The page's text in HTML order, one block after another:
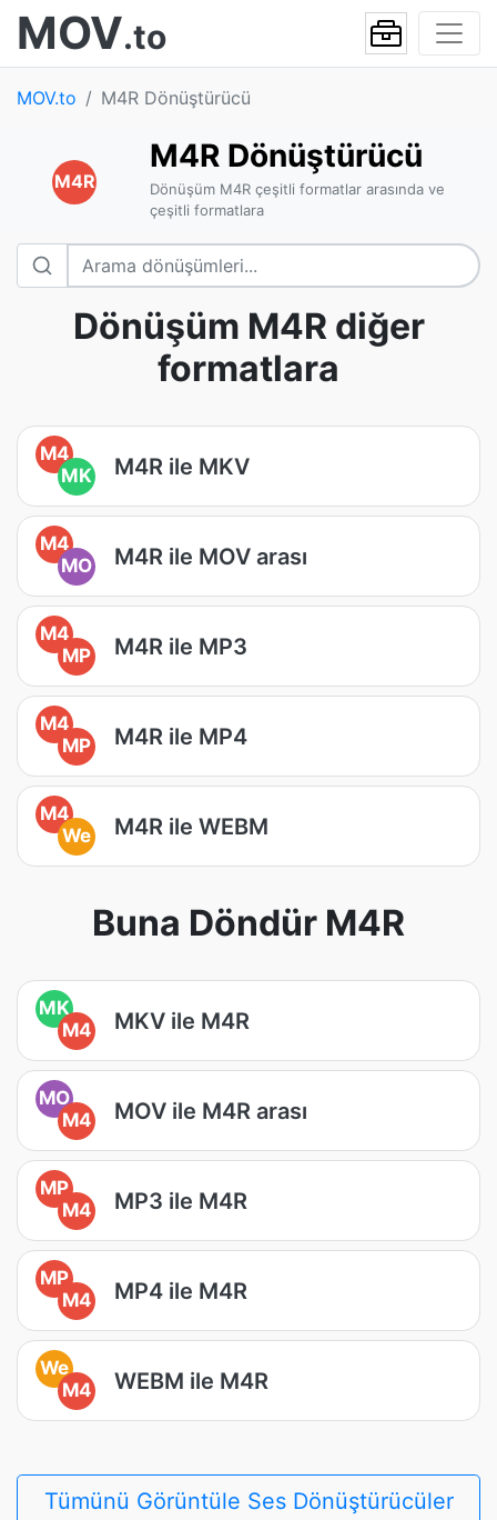
MOV.to
MOV.to M4R Dönüştürücü
M4R
M4R Dönüştürücü
Dönüşüm M4R çeşitli formatlar arasında ve
çeşitli formatlara
Dönüşüm M4R diğer
formatlara
M4
MK
M4R ile MKV
M4
MO
M4R ile MOV arası
M4
MP
M4R ile MP3
M4
MP
M4R ile MP4
M4
We
M4R ile WEBM
Buna Döndür M4R
MK
M4
MKV ile M4R
MO
M4
MOV ile M4R arası
MP
M4
MP3 ile M4R
MP
M4
MP4 ile M4R
We
M4
WEBM ile M4R
Tümünü Görüntüle Ses Dönüştürücüler